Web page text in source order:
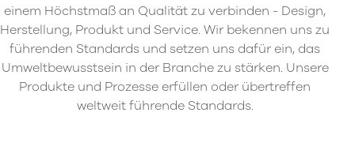
einem Höchstmaß an Qualität zu verbinden - Design,
Herstellung, Produkt und Service. Wir bekennen uns zu
führenden Standards und setzen uns dafür ein, das
Umweltbewusstsein in der Branche zu stärken. Unsere
Produkte und Prozesse erfüllen oder übertreffen
weltweit führende Standards.